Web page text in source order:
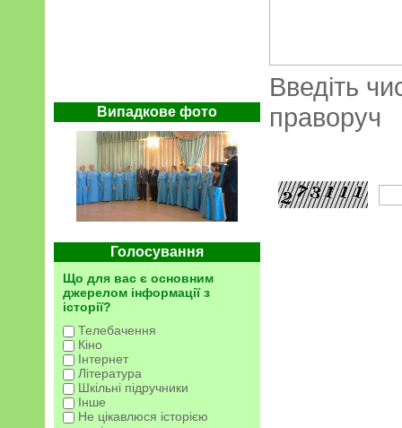
Випадкове фото
Голосування
Що для вас є основним
джерелом інформації з
історії?
Телебачення
Кіно
Інтернет
Література
Шкільні підручники
Інше
Не цікавлюся історією
Введіть
праворуч